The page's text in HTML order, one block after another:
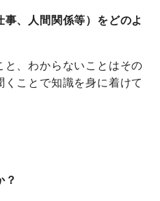
、人間関係等）をどのよ
と、わからないことはその
くことで知識を身に着けて
？